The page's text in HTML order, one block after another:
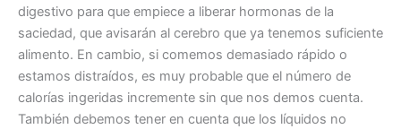
digestivo para que empiece a liberar hormonas de la
saciedad, que avisarán al cerebro que ya tenemos suficiente
alimento. En cambio, si comemos demasiado rápido o
estamos distraídos, es muy probable que el número de
calorías ingeridas incremente sin que nos demos cuenta.
También debemos tener en cuenta que los líquidos no